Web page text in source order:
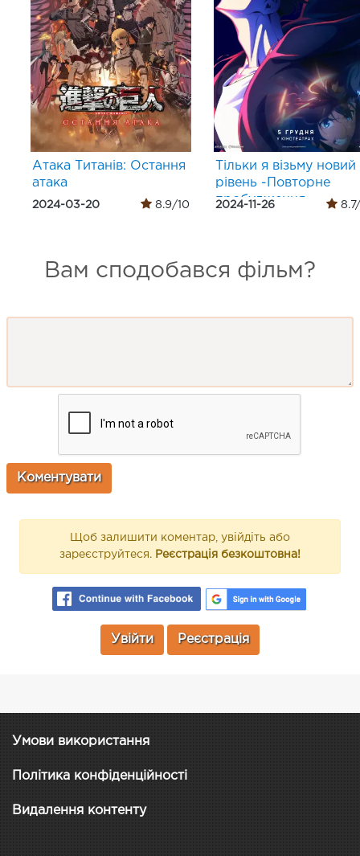
Атака Титанів: Остання
атака
2024-03-20 8.9/10
Тільки я візьму новий
рівень -Повторне
пробудження-
2024-11-26
Вам сподобався фільм?
Щоб залишити коментар, увійдіть або
зареєструйтеся. Реєстрація безкоштовна!
Увійти Реєстрація
Умови використання
Політика конфіденційності
Видалення контенту